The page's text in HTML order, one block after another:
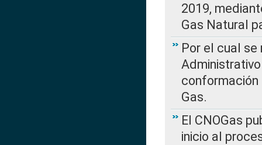
2019,
Gas Natural
Por el cual
conformación
Gas.
El CNOGas
inicio al